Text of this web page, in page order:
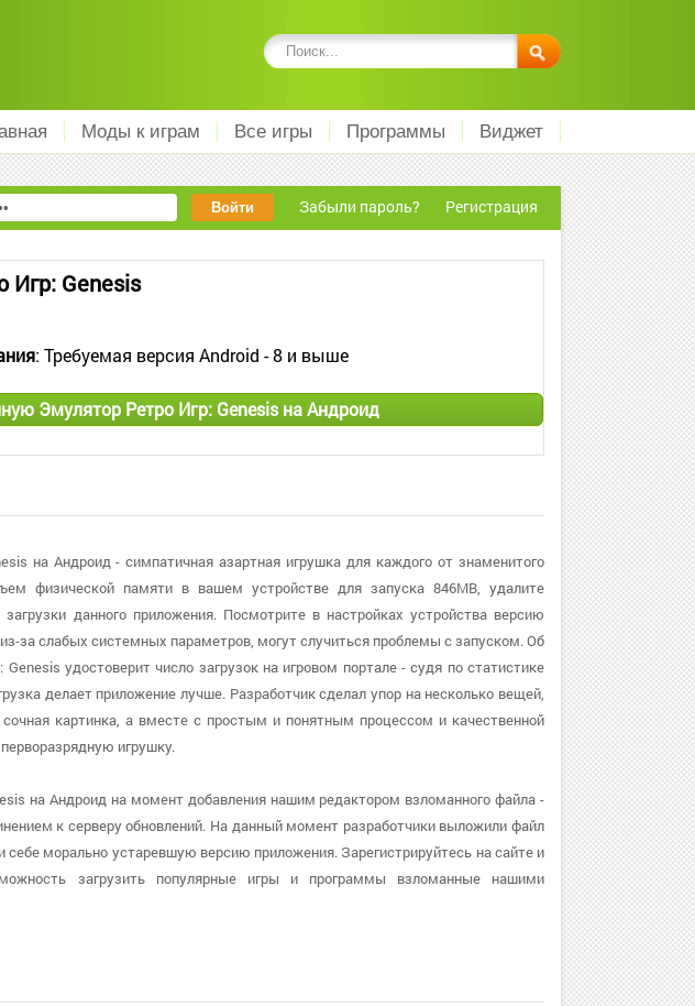
Моды к играм Все игры Программы Виджет
Забыли пароль? Регистрация
Игр: Genesis
: Требуемая версия Android - 8 и выше
Эмулятор Ретро Игр: Genesis на Андроид
на Андроид - симпатичная азартная игрушка для каждого от знаменитого
физической памяти в вашем устройстве для запуска 846MB, удалите
данного приложения. Посмотрите в настройках устройства версию
за слабых системных параметров, могут случиться проблемы с запуском. Об
удостоверит число загрузок на игровом портале - судя по статистике
делает приложение лучше. Разработчик сделал упор на несколько вещей,
картинка, а вместе с простым и понятным процессом и качественной
игрушку.
на Андроид на момент добавления нашим редактором взломанного файла -
к серверу обновлений. На данный момент разработчики выложили файл
себе морально устаревшую версию приложения. Зарегистрируйтесь на сайте и
загрузить популярные игры и программы взломанные нашими